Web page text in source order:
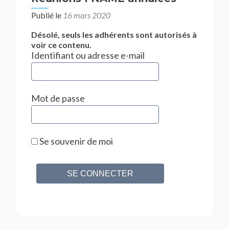
Publié le 16 mars 2020
Désolé, seuls les adhérents sont autorisés à
voir ce contenu.
Identifiant ou adresse e-mail
Mot de passe
Se souvenir de moi